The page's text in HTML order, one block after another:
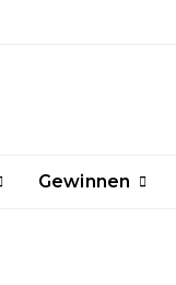
Gewinnen